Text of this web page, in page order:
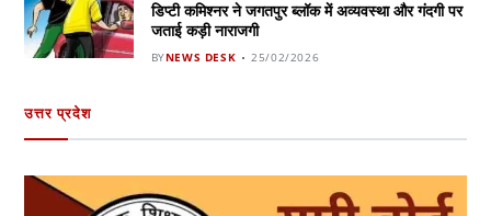
डिप्टी कमिश्नर ने जगतपुर ब्लॉक में अव्यवस्था और गंदगी पर
जताई कड़ी नाराजगी
BYNEWS DESK 25/02/2026
उत्तर प्रदेश